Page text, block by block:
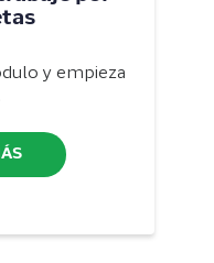
y empieza